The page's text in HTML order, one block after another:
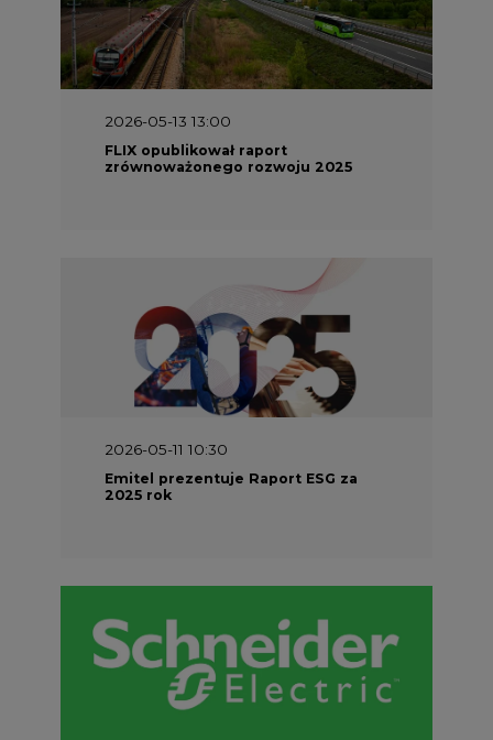
2026-05-13 13:00
FLIX opublikował raport
zrównoważonego rozwoju 2025
2026-05-11 10:30
Emitel prezentuje Raport ESG za
2025 rok
2026-04-27 06:30